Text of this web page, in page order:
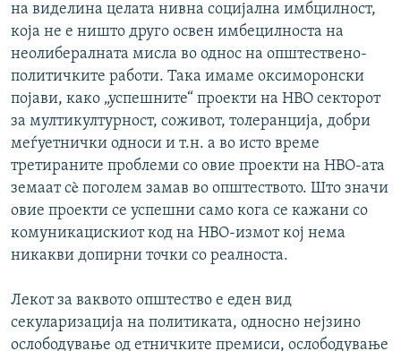
на виделина целата нивна социјална имбцилност,
која не е ништо друго освен имбецилноста на
неолибералната мисла во однос на општествено-
политичките работи. Така имаме оксиморонски
појави, како „успешните“ проекти на НВО секторот
за мултикултурност, соживот, толеранција, добри
меѓуетнички односи и т.н. а во исто време
третираните проблеми со овие проекти на НВО-ата
земаат сè поголем замав во општеството. Што значи
овие проекти се успешни само кога се кажани со
комуникацискиот код на НВО-измот кој нема
никакви допирни точки со реалноста.
Лекот за ваквото општество е еден вид
секуларизација на политиката, односно нејзино
ослободување од етничките премиси, ослободување